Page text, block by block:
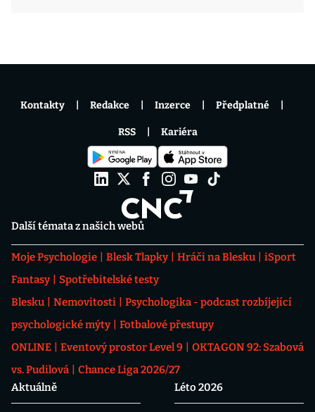
Další témata z našich webů
Moje Psychologie Blesk Tlapky Hráči na Blesku
iSport
Fantasy
Spotřebitelské testy
Blesku
Nemovitosti
Psychologika - podcast rozbíjející
psychologické mýty
Fotbalové přestupy
ONLINE
Eventový prostor Level 9
OKTAGON 92: Szabová
vs. Pudilová
Chance Liga 2026/27
Aktuálně
Léto 2026
Kontakty Redakce Inzerce Předplatné
RSS Kariéra